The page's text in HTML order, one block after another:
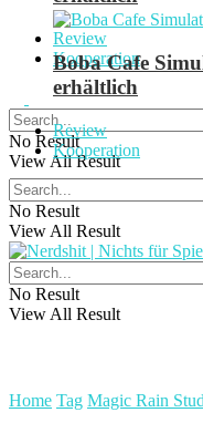
Review
Kooperation
No Result
View All Result
Boba Cafe
erhältlich
Review
Kooperation
No Result
View All Result
No Result
View All Result
Home Tag Magic Rain